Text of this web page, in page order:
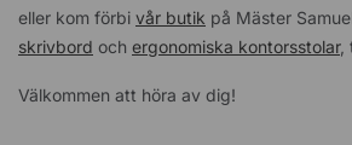
eller kom förbi vår butik på Mäster
skrivbord och ergonomiska kontorsstolar,
Välkommen att höra av dig!